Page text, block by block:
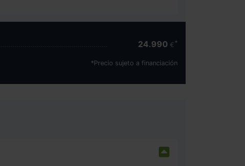
24.990 €
*Precio sujeto a financiación